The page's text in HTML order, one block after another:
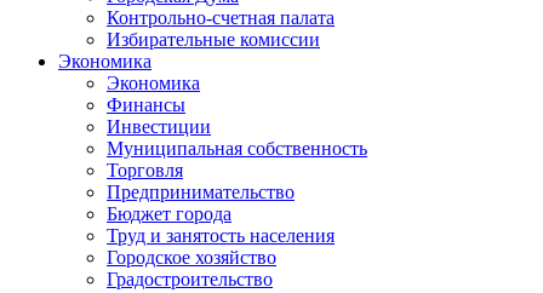
Контрольно-счетная палата
Избирательные комиссии
Экономика
Экономика
Финансы
Инвестиции
Муниципальная собственность
Торговля
Предпринимательство
Бюджет города
Труд и занятость населения
Городское хозяйство
Градостроительство